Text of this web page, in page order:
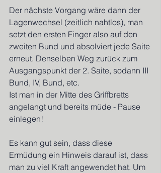
Der nächste Vorgang wäre dann der
Lagenwechsel (zeitlich nahtlos), man
setzt den ersten Finger also auf den
zweiten Bund und absolviert jede Saite
erneut. Denselben Weg zurück zum
Ausgangspunkt der 2. Saite, sodann III
Bund, IV, Bund, etc.
Ist man in der Mitte des Griffbretts
angelangt und bereits müde - Pause
einlegen!
Es kann gut sein, dass diese
Ermüdung ein Hinweis darauf ist, dass
man zu viel Kraft angewendet hat. Um